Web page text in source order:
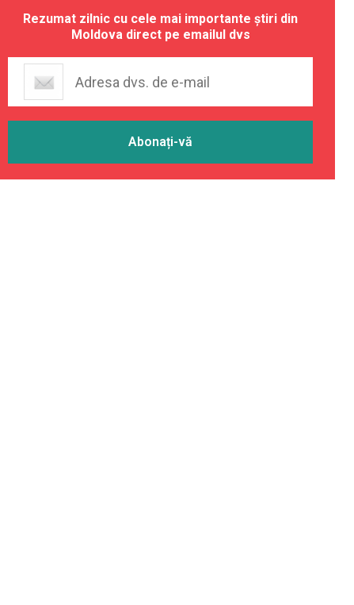
Rezumat zilnic cu cele mai importante știri din
Moldova direct pe emailul dvs